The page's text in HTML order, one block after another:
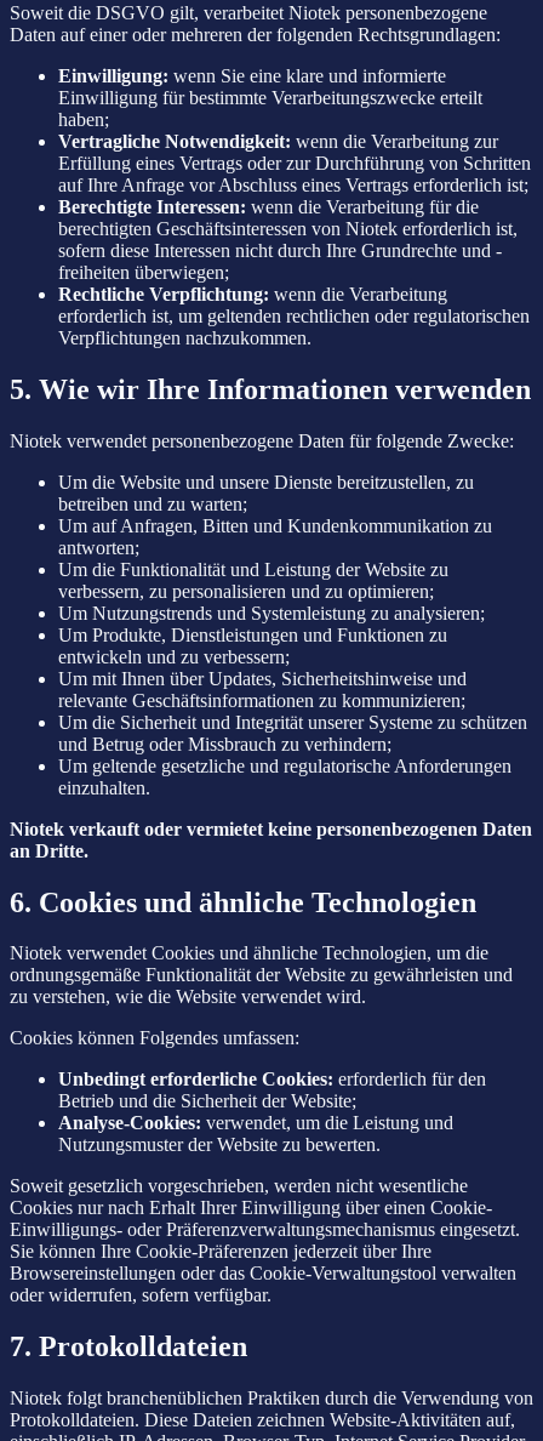
Soweit die DSGVO gilt, verarbeitet Niotek personenbezogene
Daten auf einer oder mehreren der folgenden Rechtsgrundlagen:
Einwilligung: wenn Sie eine klare und informierte
Einwilligung für bestimmte Verarbeitungszwecke erteilt
haben;
Vertragliche Notwendigkeit: wenn die Verarbeitung zur
Erfüllung eines Vertrags oder zur Durchführung von Schritten
auf Ihre Anfrage vor Abschluss eines Vertrags erforderlich ist;
Berechtigte Interessen: wenn die Verarbeitung für die
berechtigten Geschäftsinteressen von Niotek erforderlich ist,
sofern diese Interessen nicht durch Ihre Grundrechte und -
freiheiten überwiegen;
Rechtliche Verpflichtung: wenn die Verarbeitung
erforderlich ist, um geltenden rechtlichen oder regulatorischen
Verpflichtungen nachzukommen.
5. Wie wir Ihre Informationen verwenden
Niotek verwendet personenbezogene Daten für folgende Zwecke:
Um die Website und unsere Dienste bereitzustellen, zu
betreiben und zu warten;
Um auf Anfragen, Bitten und Kundenkommunikation zu
antworten;
Um die Funktionalität und Leistung der Website zu
verbessern, zu personalisieren und zu optimieren;
Um Nutzungstrends und Systemleistung zu analysieren;
Um Produkte, Dienstleistungen und Funktionen zu
entwickeln und zu verbessern;
Um mit Ihnen über Updates, Sicherheitshinweise und
relevante Geschäftsinformationen zu kommunizieren;
Um die Sicherheit und Integrität unserer Systeme zu schützen
und Betrug oder Missbrauch zu verhindern;
Um geltende gesetzliche und regulatorische Anforderungen
einzuhalten.
Niotek verkauft oder vermietet keine personenbezogenen Daten
an Dritte.
6. Cookies und ähnliche Technologien
Niotek verwendet Cookies und ähnliche Technologien, um die
ordnungsgemäße Funktionalität der Website zu gewährleisten und
zu verstehen, wie die Website verwendet wird.
Cookies können Folgendes umfassen:
Unbedingt erforderliche Cookies: erforderlich für den
Betrieb und die Sicherheit der Website;
Analyse-Cookies: verwendet, um die Leistung und
Nutzungsmuster der Website zu bewerten.
Soweit gesetzlich vorgeschrieben, werden nicht wesentliche
Cookies nur nach Erhalt Ihrer Einwilligung über einen Cookie-
Einwilligungs- oder Präferenzverwaltungsmechanismus eingesetzt.
Sie können Ihre Cookie-Präferenzen jederzeit über Ihre
Browsereinstellungen oder das Cookie-Verwaltungstool verwalten
oder widerrufen, sofern verfügbar.
7. Protokolldateien
Niotek folgt branchenüblichen Praktiken durch die Verwendung von
Protokolldateien. Diese Dateien zeichnen Website-Aktivitäten auf,